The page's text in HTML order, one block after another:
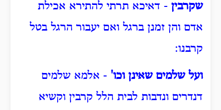
שקרבין - דאיכא תרתי להתירא אכילת
אדם והן זמנן ברגל ואם יעבור הרגל בטל
קרבנו:
ועל שלמים שאינן וכו' - אלמא שלמים
דנדרים ונדבות לבית הלל קרבין וקשיא